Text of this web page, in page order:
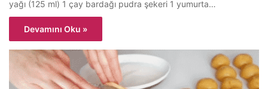
yağı (125 ml) 1 çay bardağı pudra şekeri 1 yumurta…
Devamını Oku »